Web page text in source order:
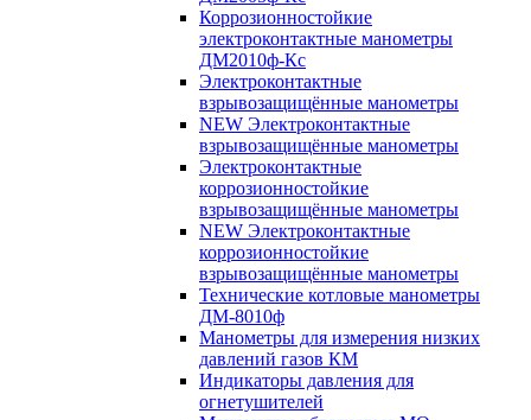
Коррозионностойкие
электроконтактные манометры
ДМ2010ф-Кс
Электроконтактные
взрывозащищённые манометры
NEW Электроконтактные
взрывозащищённые манометры
Электроконтактные
коррозионностойкие
взрывозащищённые манометры
NEW Электроконтактные
коррозионностойкие
взрывозащищённые манометры
Технические котловые манометры
ДМ-8010ф
Манометры для измерения низких
давлений газов КМ
Индикаторы давления для
огнетушителей